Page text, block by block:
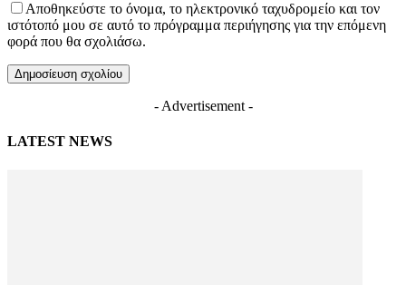
Αποθηκεύστε το όνομα, το ηλεκτρονικό ταχυδρομείο και τον
ιστότοπό μου σε αυτό το πρόγραμμα περιήγησης για την επόμενη
φορά που θα σχολιάσω.
- Advertisement -
LATEST NEWS